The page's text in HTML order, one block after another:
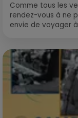
Comme tous les
rendez-vous à ne
envie de voyager